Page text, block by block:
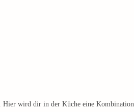
Hier wird dir in der Küche eine Kombination